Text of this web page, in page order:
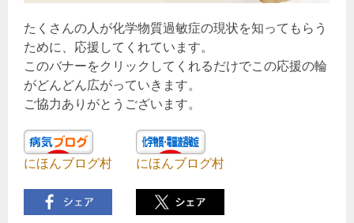
たくさんの人が化学物質過敏症の現状を知ってもらう
ために、応援してくれています。
このバナーをクリックしてくれるだけでこの応援の輪
がどんどん広がっていきます。
ご協力ありがとうございます。
にほんブログ村 にほんブログ村